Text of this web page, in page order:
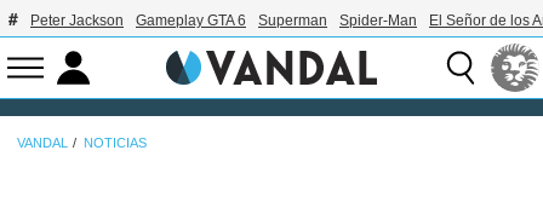
Peter Jackson Gameplay GTA 6 Superman Spider-Man El Señor de los
VANDAL NOTICIAS